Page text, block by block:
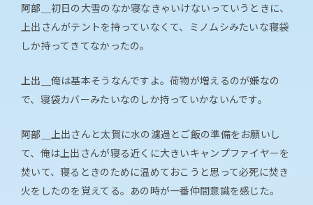
阿部＿ 初日の大雪のなか寝なきゃいけないっていうときに、
上出さんがテントを持っていなくて、ミノムシみたいな寝袋
しか持ってきてなかったの。
上出＿ 俺は基本そうなんですよ。荷物が増えるのが嫌なの
で、寝袋カバーみたいなのしか持っていかないんです。
阿部＿ 上出さんと太賀に水の濾過とご飯の準備をお願いし
て、俺は上出さんが寝る近くに大きいキャンプファイヤーを
焚いて、寝るときのために温めておこうと思って必死に焚き
火をしたのを覚えてる。あの時が一番仲間意識を感じた。